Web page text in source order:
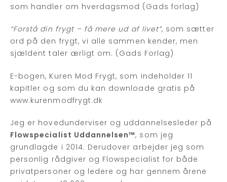
som handler om hverdagsmod (Gads forlag)
“Forstå din frygt – få mere ud af livet”, som sætter
ord på den frygt, vi alle sammen kender, men
sjældent taler ærligt om. (Gads Forlag)
E-bogen, Kuren Mod Frygt, som indeholder 11
kapitler og som du kan downloade gratis på
www.kurenmodfrygt.dk
Jeg er hovedunderviser og uddannelsesleder på
Flowspecialist Uddannelsen™, som jeg
grundlagde i 2014. Derudover arbejder jeg som
personlig rådgiver og Flowspecialist for både
privatpersoner og ledere og har gennem årene